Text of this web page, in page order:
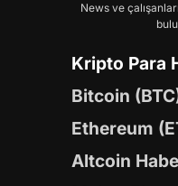
News ve
Kripto Para
Bitcoin
Ethereum
Altcoin